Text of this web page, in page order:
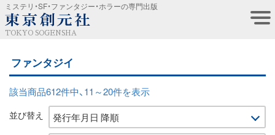
ミステリ・SF・ファンタジー・ホラーの専門出版
TOKYO SOGENSHA
ファンタジイ
該当商品612件中、11～20件を表示
並び替え